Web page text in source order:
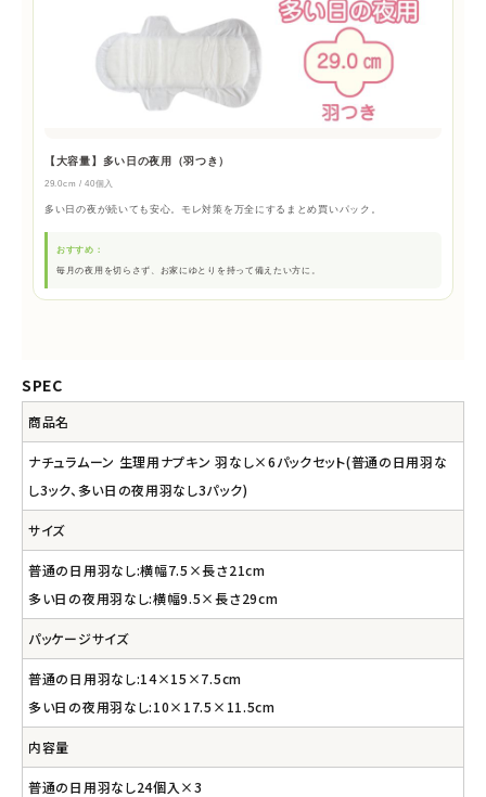
【大容量】多い日の夜用（羽つき）
29.0cm / 40個入
多い日の夜が続いても安心。モレ対策を万全にするまとめ買いパック。
おすすめ：
毎月の夜用を切らさず、お家にゆとりを持って備えたい方に。
SPEC
商品名
ナチュラムーン 生理用ナプキン 羽なし×6パックセット(普通の日用羽な
し3ック、多い日の夜用羽なし3パック)
サイズ
普通の日用羽なし:横幅7.5×長さ21cm
多い日の夜用羽なし:横幅9.5×長さ29cm
パッケージサイズ
普通の日用羽なし:14×15×7.5cm
多い日の夜用羽なし:10×17.5×11.5cm
内容量
普通の日用羽なし24個入×3